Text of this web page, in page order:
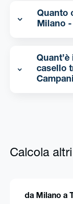
Quanto
Milano
casello tra Milano -
Calcola
da Milano a